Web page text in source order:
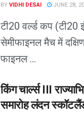
BY VIDHI DESAI JUNE 28,
टी20 वर्ल्ड कप
सेमीफाइनल मैच में
फाइनल ...
किंग चार्ल्स III
समारोह लंदन